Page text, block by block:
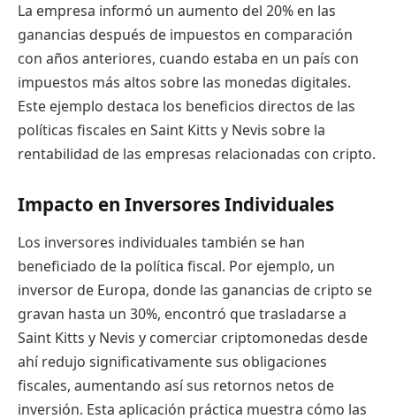
La empresa informó un aumento del 20% en las
ganancias después de impuestos en comparación
con años anteriores, cuando estaba en un país con
impuestos más altos sobre las monedas digitales.
Este ejemplo destaca los beneficios directos de las
políticas fiscales en Saint Kitts y Nevis sobre la
rentabilidad de las empresas relacionadas con cripto.
Impacto en Inversores Individuales
Los inversores individuales también se han
beneficiado de la política fiscal. Por ejemplo, un
inversor de Europa, donde las ganancias de cripto se
gravan hasta un 30%, encontró que trasladarse a
Saint Kitts y Nevis y comerciar criptomonedas desde
ahí redujo significativamente sus obligaciones
fiscales, aumentando así sus retornos netos de
inversión. Esta aplicación práctica muestra cómo las